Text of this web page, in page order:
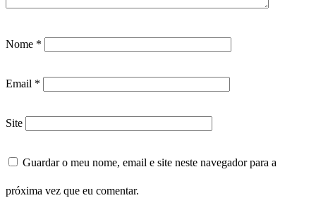
Nome *
Email *
Site
Guardar o meu nome, email e site neste navegador para a
próxima vez que eu comentar.